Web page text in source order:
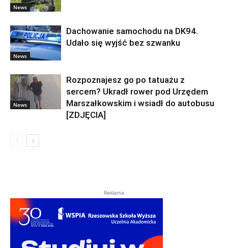
News
News
Dachowanie samochodu na DK94.
Udało się wyjść bez szwanku
News
Rozpoznajesz go po tatuażu z
sercem? Ukradł rower pod Urzędem
Marszałkowskim i wsiadł do autobusu
[ZDJĘCIA]
Reklama